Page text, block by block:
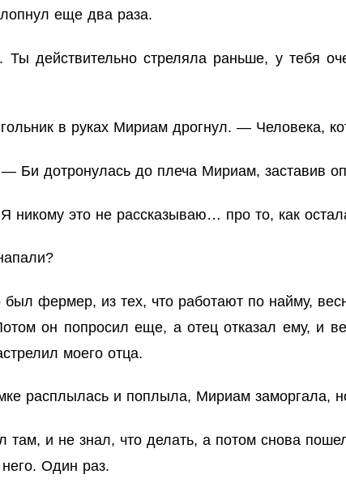
еще два раза.
действительно стреляла раньше, у тебя
в руках Мириам дрогнул. — Человека,
Би дотронулась до плеча Мириам, заставив
никому это не рассказываю… про то, как
фермер, из тех, что работают по найму,
он попросил еще, а отец отказал ему, и
моего отца.
расплылась и поплыла, Мириам заморгала,
и не знал, что делать, а потом снова
Один раз.